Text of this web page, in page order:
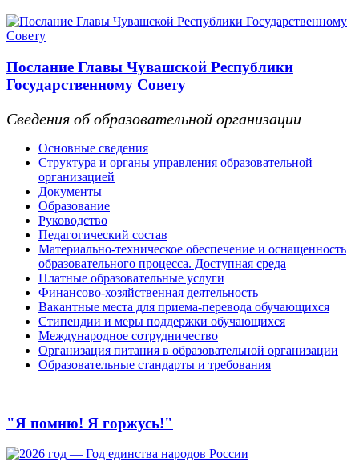
Послание Главы Чувашской Республики
Государственному Совету
Сведения об образовательной организации
Основные сведения
Структура и органы управления образовательной
организацией
Документы
Образование
Руководство
Педагогический состав
Материально-техническое обеспечение и оснащенность
образовательного процесса. Доступная среда
Платные образовательные услуги
Финансово-хозяйственная деятельность
Вакантные места для приема-перевода обучающихся
Стипендии и меры поддержки обучающихся
Международное сотрудничество
Организация питания в образовательной организации
Образовательные стандарты и требования
"Я помню! Я горжусь!"